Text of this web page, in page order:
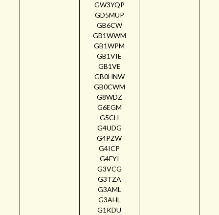
GW3YQP
GD5MUP
GB6CW
GB1WWM
GB1WPM
GB1VIE
GB1VE
GB0HNW
GB0CWM
G8WDZ
G6EGM
G5CH
G4UDG
G4PZW
G4ICP
G4FYI
G3VCG
G3TZA
G3AML
G3AHL
G1KDU